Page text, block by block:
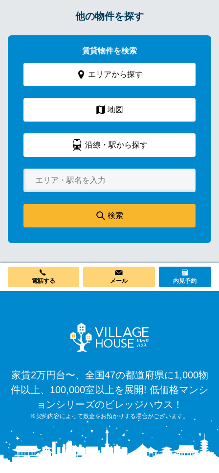
他の物件を探す
賃貸物件を検索
エリアから探す
地図
沿線・駅から探す
検索
電話する メール 内見予約
家賃2万円台〜、全国47の都道府県に1,000物
件以上、100,000室以上を展開! 低価格マンシ
ョンシリーズのビレッジハウス！
※契約内容によって敷金をお預かりする場合がございます。